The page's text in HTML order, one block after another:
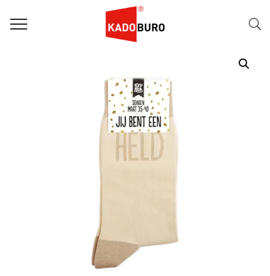
Home Dag van de Zorg 100% Leuk sokken 35-40